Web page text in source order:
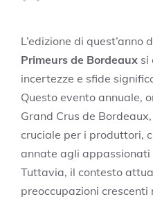
L’edizione di quest’anno
Primeurs de Bordeaux si
incertezze e sfide
Questo evento annuale,
Grand Crus de
cruciale per i produttori,
annate agli appassionati
Tuttavia, il contesto
preoccupazioni crescenti